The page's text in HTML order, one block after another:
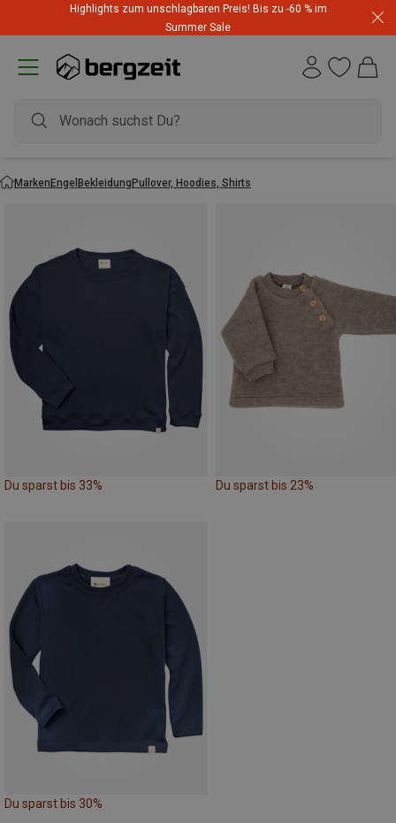
Highlights zum unschlagbaren Preis! Bis zu -60 % im
Summer Sale
MarkenEngel BekleidungPullover, Hoodies, Shirts
Du sparst bis 33% Du sparst bis 23%
Du sparst bis 30%